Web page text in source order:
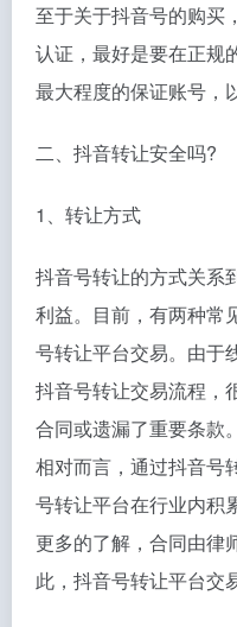
至于关于抖音号的购买
认证，最好是要在正规
最大程度的保证账号，
二、抖音转让安全吗?
1、转让方式
抖音号转让的方式关系
利益。目前，有两种常
号转让平台交易。由于
抖音号转让交易流程，
合同或遗漏了重要条款
相对而言，通过抖音号
号转让平台在行业内积
更多的了解，合同由律
此，抖音号转让平台交